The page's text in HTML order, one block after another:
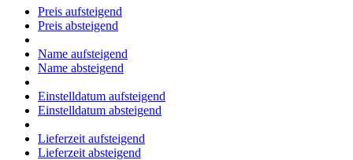
Preis aufsteigend
Preis absteigend
Name aufsteigend
Name absteigend
Einstelldatum aufsteigend
Einstelldatum absteigend
Lieferzeit aufsteigend
Lieferzeit absteigend